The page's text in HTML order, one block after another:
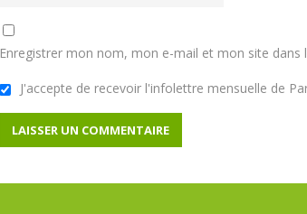
Enregistrer mon nom, mon e-mail et mon site
J'accepte de recevoir l'infolettre mensuelle de